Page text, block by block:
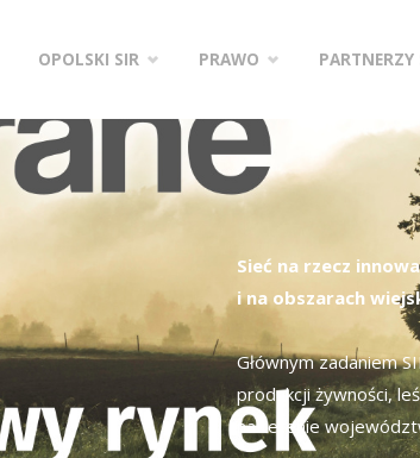
OPOLSKI SIR PRAWO PARTNERZY
Sieć na rzecz
i na obszarach
Głównym zadaniem
produkcji żywności,
na terenie